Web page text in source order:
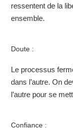
ressentent de la
ensemble.
Doute :
Le processus
dans l’autre. On
l’autre pour se
Confiance :